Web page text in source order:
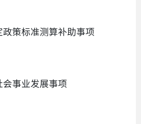
政策标准测算补助事项
会事业发展事项